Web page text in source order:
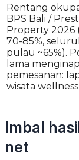
Rentang
BPS Bali /
Property 2026
70-85%,
pulau ~65%).
lama
pemesanan:
wisata
Imbal
net